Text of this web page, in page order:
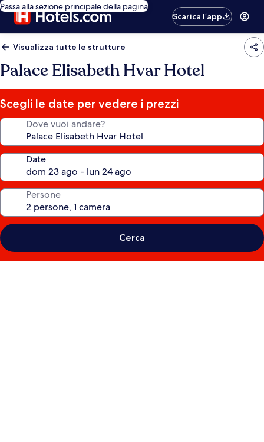
Passa alla sezione principale della pagina
Scarica l’app
Visualizza tutte le strutture
Palace Elisabeth Hvar Hotel
Scegli le date per vedere i prezzi
Dove vuoi andare?
Date
Persone
Cerca